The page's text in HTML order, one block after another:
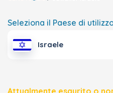
Seleziona il Paese di
Israele